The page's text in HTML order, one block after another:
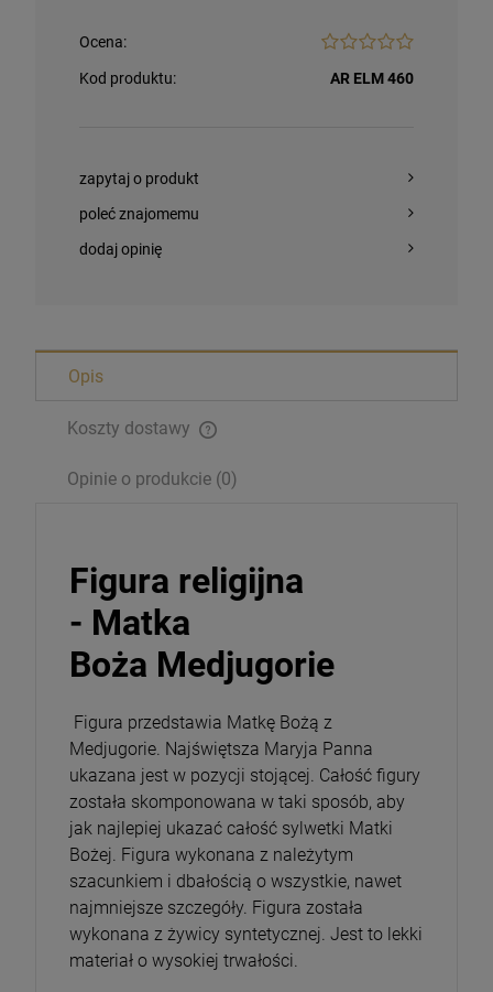
Bransoletka Benedyktyńska
16,00 zł
DO KOSZYKA
Ocena:
Kod produktu: AR ELM 460
zapytaj o produkt
poleć znajomemu
dodaj opinię
Opis
Koszty dostawy
Opinie o produkcie (0)
Figura religijna
- Matka
Boża Medjugorie
Figura przedstawia Matkę Bożą z
Medjugorie. Najświętsza Maryja Panna
ukazana jest w pozycji stojącej. Całość figury
została skomponowana w taki sposób, aby
jak najlepiej ukazać całość sylwetki Matki
Bożej. Figura wykonana z należytym
szacunkiem i dbałością o wszystkie, nawet
najmniejsze szczegóły. Figura została
wykonana z żywicy syntetycznej. Jest to lekki
materiał o wysokiej trwałości.